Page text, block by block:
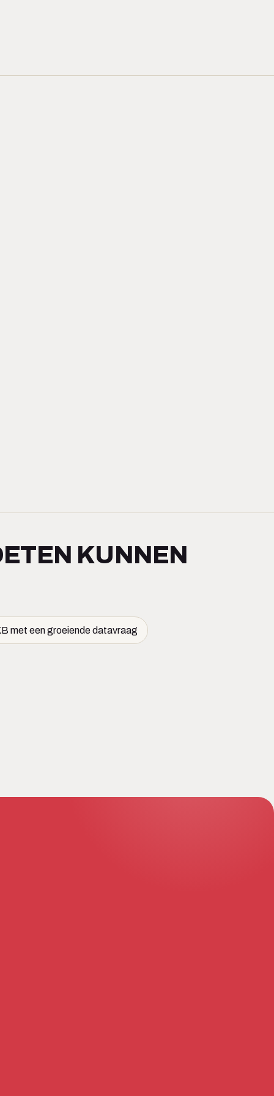
KUNNEN
met een groeiende datavraag